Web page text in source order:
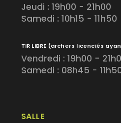
SALLE
Jeudi : 19h00 - 21h00
Samedi : 10h15 - 11h50
TIR LIBRE (archers licenciés
Vendredi : 19h00 -
Samedi : 08h45 -